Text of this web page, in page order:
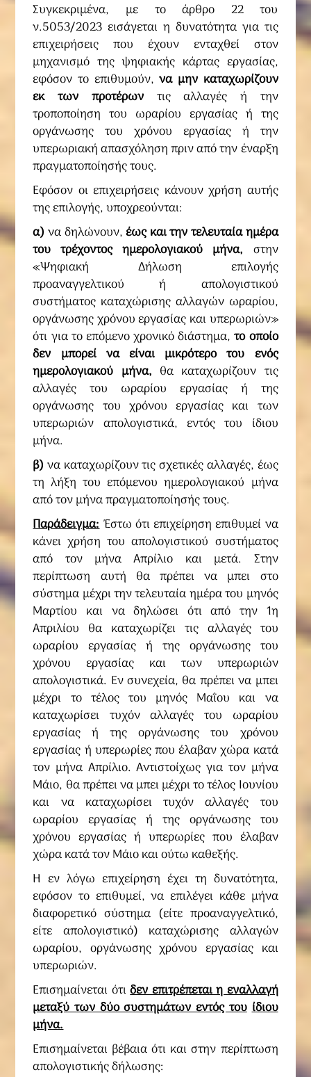
Συγκεκριμένα, με το άρθρο 22 του
ν.5053/2023 εισάγεται η δυνατότητα για τις
επιχειρήσεις που έχουν ενταχθεί στον
μηχανισμό της ψηφιακής κάρτας εργασίας,
εφόσον το επιθυμούν,να μην καταχωρίζουν
εκ των προτέρων τις αλλαγές ή την
τροποποίηση του ωραρίου εργασίας ή της
οργάνωσης του χρόνου εργασίας ή την
υπερωριακή απασχόληση πριν από την έναρξη
πραγματοποίησής τους.
Εφόσον οι επιχειρήσεις κάνουν χρήση αυτής
της επιλογής, υποχρεούνται:
α)να δηλώνουν,έως και την τελευταία ημέρα
του τρέχοντος ημερολογιακού μήνα, στην
«Ψηφιακή Δήλωση επιλογής
προαναγγελτικού ή απολογιστικού
συστήματος καταχώρισης αλλαγών ωραρίου,
οργάνωσης χρόνου εργασίας και υπερωριών»
ότι για το επόμενο χρονικό διάστημα,το οποίο
δεν μπορεί να είναι μικρότερο του ενός
ημερολογιακού μήνα, θα καταχωρίζουν τις
αλλαγές του ωραρίου εργασίας ή της
οργάνωσης του χρόνου εργασίας και των
υπερωριών απολογιστικά, εντός του ίδιου
μήνα.
β)να καταχωρίζουν τις σχετικές αλλαγές, έως
τη λήξη του επόμενου ημερολογιακού μήνα
από τον μήνα πραγματοποίησής τους.
Παράδειγμα:Έστω ότι επιχείρηση επιθυμεί να
κάνει χρήση του απολογιστικού συστήματος
από τον μήνα Απρίλιο και μετά. Στην
περίπτωση αυτή θα πρέπει να μπει στο
σύστημα μέχρι την τελευταία ημέρα του μηνός
Μαρτίου και να δηλώσει ότι από την 1η
Απριλίου θα καταχωρίζει τις αλλαγές του
ωραρίου εργασίας ή της οργάνωσης του
χρόνου εργασίας και των υπερωριών
απολογιστικά. Εν συνεχεία, θα πρέπει να μπει
μέχρι το τέλος του μηνός Μαΐου και να
καταχωρίσει τυχόν αλλαγές του ωραρίου
εργασίας ή της οργάνωσης του χρόνου
εργασίας ή υπερωρίες που έλαβαν χώρα κατά
τον μήνα Απρίλιο. Αντιστοίχως για τον μήνα
Μάιο, θα πρέπει να μπει μέχρι το τέλος Ιουνίου
και να καταχωρίσει τυχόν αλλαγές του
ωραρίου εργασίας ή της οργάνωσης του
χρόνου εργασίας ή υπερωρίες που έλαβαν
χώρα κατά τον Μάιο και ούτω καθεξής.
Η εν λόγω επιχείρηση έχει τη δυνατότητα,
εφόσον το επιθυμεί, να επιλέγει κάθε μήνα
διαφορετικό σύστημα (είτε προαναγγελτικό,
είτε απολογιστικό) καταχώρισης αλλαγών
ωραρίου, οργάνωσης χρόνου εργασίας και
υπερωριών.
Επισημαίνεται ότιδεν επιτρέπεται η εναλλαγή
μεταξύ των δύο συστημάτων εντός του ίδιου
μήνα.
Επισημαίνεται βέβαια ότι και στην περίπτωση
απολογιστικής δήλωσης: